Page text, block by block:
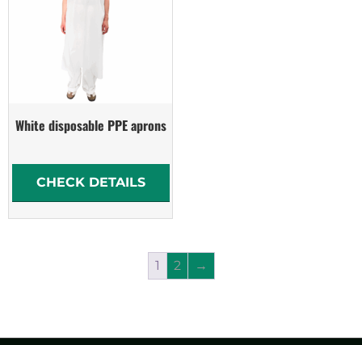
White disposable PPE aprons
CHECK DETAILS
1 2 →